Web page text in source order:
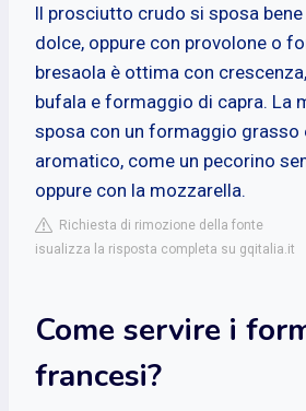
ll prosciutto crudo si sposa
dolce, oppure con provolone o
bresaola è ottima con
bufala e formaggio di capra. La
sposa con un formaggio grasso
aromatico, come un pecorino
oppure con la mozzarella.
Richiesta di rimozione della fonte
isualizza la risposta completa su gqitalia.it
Come servire i
francesi?